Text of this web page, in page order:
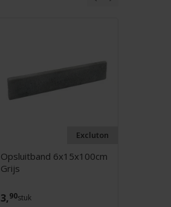
Excluton
Opsluitband 6x15x100cm
Grijs
3,90stuk